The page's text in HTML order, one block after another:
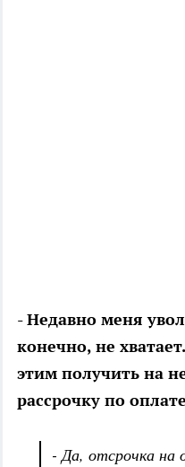
- Недавно меня
конечно, не
этим получить на
рассрочку по
- Да, отсрочка